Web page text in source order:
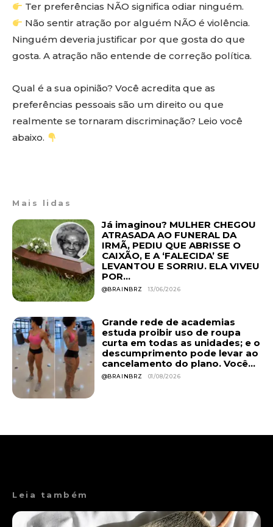
Ter preferências NÃO significa odiar ninguém.
Não sentir atração por alguém NÃO é violência.
Ninguém deveria justificar por que gosta do que
gosta. A atração não entende de correção política.
Qual é a sua opinião? Você acredita que as
preferências pessoais são um direito ou que
realmente se tornaram discriminação? Leio você
abaixo.
Mais lidas
Já imaginou? MULHER CHEGOU
ATRASADA AO FUNERAL DA
IRMÃ, PEDIU QUE ABRISSE O
CAIXÃO, E A ‘FALECIDA’ SE
LEVANTOU E SORRIU. ELA VIVEU
POR...
@BRAINBRZ 13/06/2026
Grande rede de academias
estuda proibir uso de roupa
curta em todas as unidades; e o
descumprimento pode levar ao
cancelamento do plano. Você...
@BRAINBRZ 01/08/2026
Leia também